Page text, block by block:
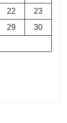
22
23
29
30